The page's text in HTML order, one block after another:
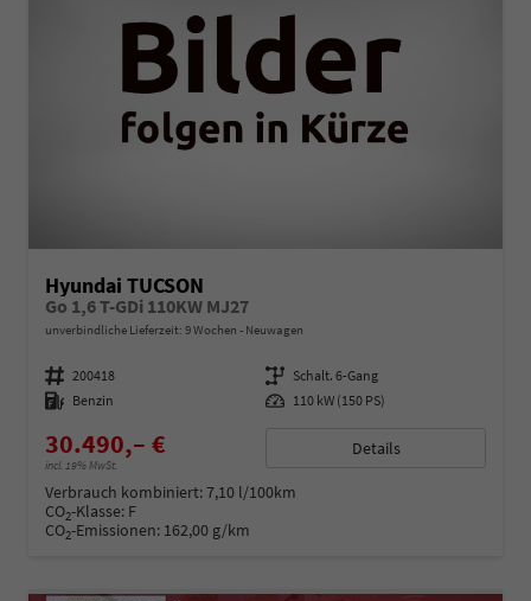
Hyundai TUCSON
Go 1,6 T-GDi 110KW MJ27
unverbindliche Lieferzeit: 9 Wochen Neuwagen
Fahrzeugnummer 200418 Getriebe Schalt. 6-Gang
Kraftstoff Benzin Leistung 110 kW (150 PS)
30.490,– €
incl. 19% MwSt.
Details
Verbrauch kombiniert:7,10 l/100km
CO2-Klasse: F
CO2-Emissionen: 162,00 g/km